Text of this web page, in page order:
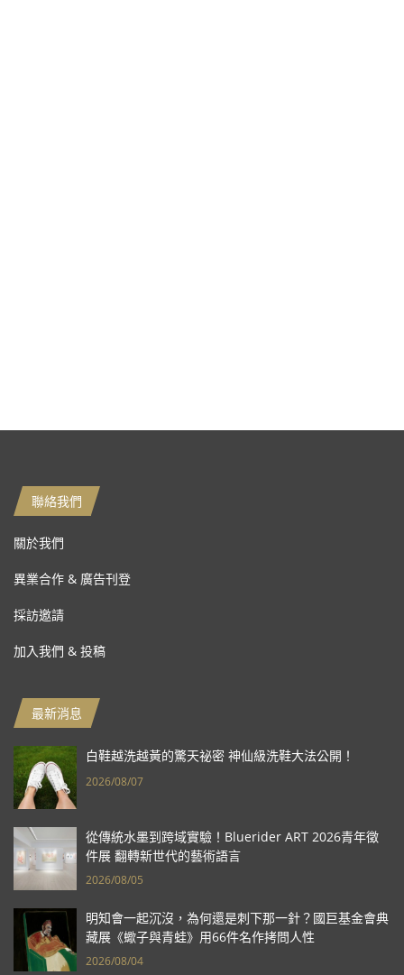
聯絡我們
關於我們
異業合作 & 廣告刊登
採訪邀請
加入我們 & 投稿
最新消息
白鞋越洗越黃的驚天祕密 神仙級洗鞋大法公開！
2026/08/07
從傳統水墨到跨域實驗！Bluerider ART 2026青年徵
件展 翻轉新世代的藝術語言
2026/08/05
明知會一起沉沒，為何還是刺下那一針？國巨基金會典
藏展《蠍子與青蛙》用66件名作拷問人性
2026/08/04